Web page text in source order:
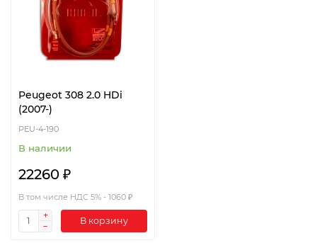
Peugeot 308 2.0 HDi
(2007-)
PEU-4-190
В наличии
22260 ₽
В том числе НДС 5% - 1060 ₽
В корзину